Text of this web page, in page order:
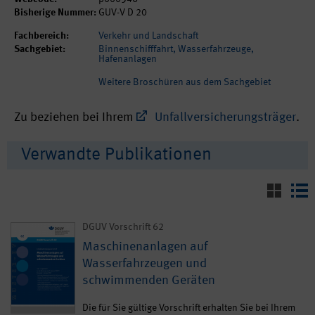
Bisherige Nummer: GUV-V D 20
Fachbereich:
Verkehr und Landschaft
Sachgebiet:
Binnenschifffahrt, Wasserfahrzeuge,
Hafenanlagen
Weitere Broschüren aus dem Sachgebiet
Zu beziehen bei Ihrem Unfallversicherungsträger.
Verwandte Publikationen
DGUV Vorschrift 62
Maschinenanlagen auf
Wasserfahrzeugen und
schwimmenden Geräten
Die für Sie gültige Vorschrift erhalten Sie bei Ihrem